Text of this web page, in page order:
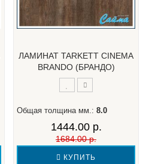
ЛАМИНАТ TARKETT CINEMA
BRANDO (БРАНДО)
Общая толщина мм.: 8.0
1444.00 р.
1684.00 р.
КУПИТЬ